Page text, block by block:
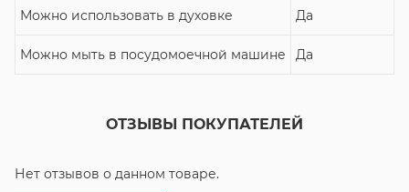
Можно использовать в духовке Да
Можно мыть в посудомоечной машине Да
ОТЗЫВЫ ПОКУПАТЕЛЕЙ
Нет отзывов о данном товаре.